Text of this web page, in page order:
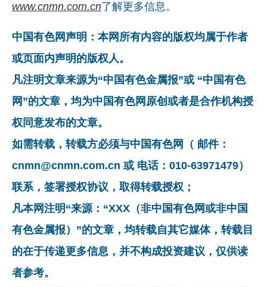
www.cnmn.com.cn了解更多信息。
中国有色网声明：本网所有内容的版权均属于作者
或页面内声明的版权人。
凡注明文章来源为“中国有色金属报”或 “中国有色
网”的文章，均为中国有色网原创或者是合作机构授
权同意发布的文章。
如需转载，转载方必须与中国有色网（ 邮件：
cnmn@cnmn.com.cn 或 电话：010-63971479）
联系，签署授权协议，取得转载授权；
凡本网注明“来源：“XXX（非中国有色网或非中国
有色金属报）”的文章，均转载自其它媒体，转载目
的在于传递更多信息，并不构成投资建议，仅供读
者参考。